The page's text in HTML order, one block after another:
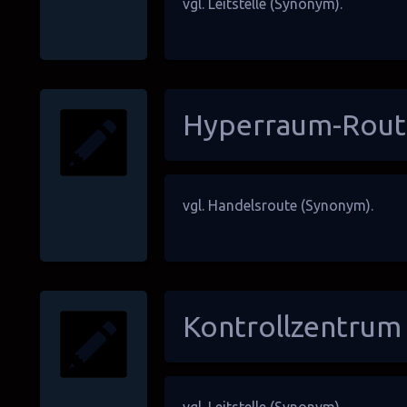
vgl. Leitstelle(Synonym).
Hyperraum-
vgl. Handelsroute(Synonym).
Kontrollzentrum